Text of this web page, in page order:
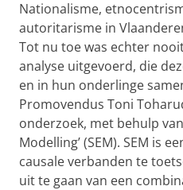
Nationalisme,
autoritarisme in
Tot nu toe was echter
analyse uitgevoerd, die
en in hun onderlinge
Promovendus Toni
onderzoek, met behulp
Modelling’ (SEM). SEM is
causale verbanden te
uit te gaan van een